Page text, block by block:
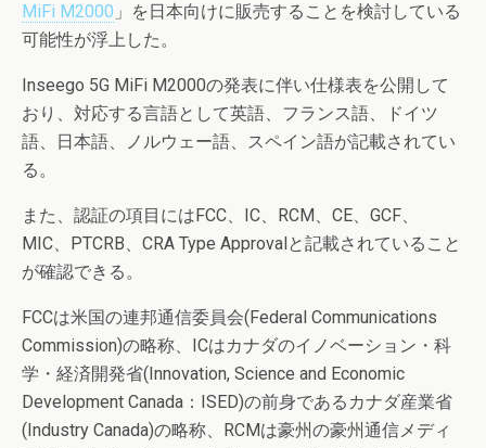
MiFi M2000 」を日本向けに販売することを検討している
可能性が浮上した。
Inseego 5G MiFi M2000の発表に伴い仕様表を公開して
おり、対応する言語として英語、フランス語、ドイツ
語、日本語、ノルウェー語、スペイン語が記載されてい
る。
また、認証の項目にはFCC、IC、RCM、CE、GCF、
MIC、PTCRB、CRA Type Approvalと記載されていること
が確認できる。
FCCは米国の連邦通信委員会(Federal Communications
Commission)の略称、ICはカナダのイノベーション・科
学・経済開発省(Innovation, Science and Economic
Development Canada：ISED)の前身であるカナダ産業省
(Industry Canada)の略称、RCMは豪州の豪州通信メディ